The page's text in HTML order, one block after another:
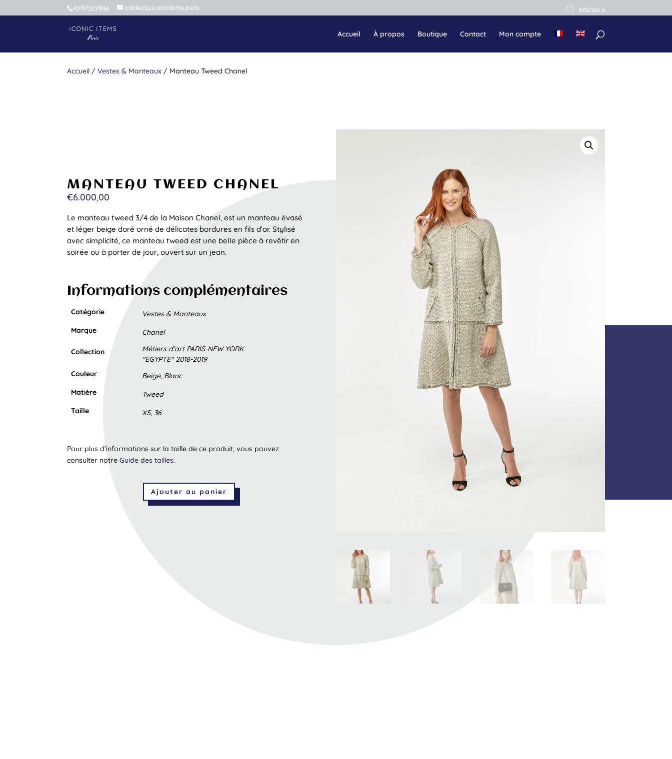
0787377894 contact@iconicitems.paris Articles 0
Accueil À propos Boutique Contact Mon compte
Accueil /Vestes & Manteaux / Manteau Tweed Chanel
MANTEAU TWEED CHANEL
€6.000,00
Le manteau tweed 3/4 de la Maison Chanel, est un manteau évasé
et léger beige doré orné de délicates bordures en fils d’or. Stylisé
avec simplicité, ce manteau tweed est une belle pièce à revêtir en
soirée ou à porter de jour, ouvert sur un jean.
Informations complémentaires
Catégorie
Vestes & Manteaux
Marque
Chanel
Collection
Métiers d'art PARIS-NEW YORK
"EGYPTE" 2018-2019
Couleur
Beige, Blanc
Matière
Tweed
Taille
XS, 36
Pour plus d’informations sur la taille de ce produit, vous pouvez
consulter notreGuide des tailles.
Ajouter au panier